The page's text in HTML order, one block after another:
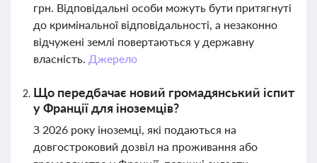
грн. Відповідальні особи можуть бути притягнуті
до кримінальної відповідальності, а незаконно
відчужені землі повертаються у державну
власність. Джерело
Що передбачає новий громадянський іспит
у Франції для іноземців?
З 2026 року іноземці, які подаються на
довгостроковий дозвіл на проживання або